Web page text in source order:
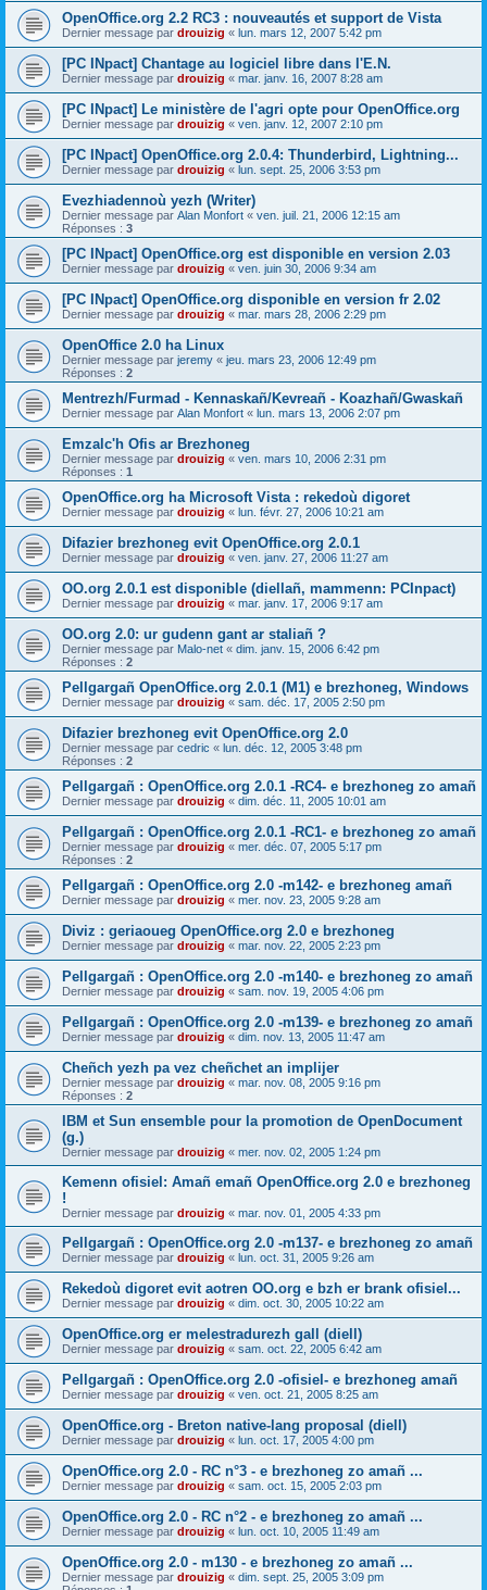
OpenOffice.org 2.2 RC3 : nouveautés et support de Vista
Dernier message par drouizig « lun. mars 12, 2007 5:42 pm
[PC INpact] Chantage au logiciel libre dans l'E.N.
Dernier message par drouizig « mar. janv. 16, 2007 8:28 am
[PC INpact] Le ministère de l'agri opte pour OpenOffice.org
Dernier message par drouizig « ven. janv. 12, 2007 2:10 pm
[PC INpact] OpenOffice.org 2.0.4: Thunderbird, Lightning...
Dernier message par drouizig « lun. sept. 25, 2006 3:53 pm
Evezhiadennoù yezh (Writer)
Dernier message par Alan Monfort « ven. juil. 21, 2006 12:15 am
Réponses : 3
[PC INpact] OpenOffice.org est disponible en version 2.03
Dernier message par drouizig « ven. juin 30, 2006 9:34 am
[PC INpact] OpenOffice.org disponible en version fr 2.02
Dernier message par drouizig « mar. mars 28, 2006 2:29 pm
OpenOffice 2.0 ha Linux
Dernier message par jeremy « jeu. mars 23, 2006 12:49 pm
Réponses : 2
Mentrezh/Furmad - Kennaskañ/Kevreañ - Koazhañ/Gwaskañ
Dernier message par Alan Monfort « lun. mars 13, 2006 2:07 pm
Emzalc'h Ofis ar Brezhoneg
Dernier message par drouizig « ven. mars 10, 2006 2:31 pm
Réponses : 1
OpenOffice.org ha Microsoft Vista : rekedoù digoret
Dernier message par drouizig « lun. févr. 27, 2006 10:21 am
Difazier brezhoneg evit OpenOffice.org 2.0.1
Dernier message par drouizig « ven. janv. 27, 2006 11:27 am
OO.org 2.0.1 est disponible (diellañ, mammenn: PCInpact)
Dernier message par drouizig « mar. janv. 17, 2006 9:17 am
OO.org 2.0: ur gudenn gant ar staliañ ?
Dernier message par Malo-net « dim. janv. 15, 2006 6:42 pm
Réponses : 2
Pellgargañ OpenOffice.org 2.0.1 (M1) e brezhoneg, Windows
Dernier message par drouizig « sam. déc. 17, 2005 2:50 pm
Difazier brezhoneg evit OpenOffice.org 2.0
Dernier message par cedric « lun. déc. 12, 2005 3:48 pm
Réponses : 2
Pellgargañ : OpenOffice.org 2.0.1 -RC4- e brezhoneg zo amañ
Dernier message par drouizig « dim. déc. 11, 2005 10:01 am
Pellgargañ : OpenOffice.org 2.0.1 -RC1- e brezhoneg zo amañ
Dernier message par drouizig « mer. déc. 07, 2005 5:17 pm
Réponses : 2
Pellgargañ : OpenOffice.org 2.0 -m142- e brezhoneg amañ
Dernier message par drouizig « mer. nov. 23, 2005 9:28 am
Diviz : geriaoueg OpenOffice.org 2.0 e brezhoneg
Dernier message par drouizig « mar. nov. 22, 2005 2:23 pm
Pellgargañ : OpenOffice.org 2.0 -m140- e brezhoneg zo amañ
Dernier message par drouizig « sam. nov. 19, 2005 4:06 pm
Pellgargañ : OpenOffice.org 2.0 -m139- e brezhoneg zo amañ
Dernier message par drouizig « dim. nov. 13, 2005 11:47 am
Cheñch yezh pa vez cheñchet an implijer
Dernier message par drouizig « mar. nov. 08, 2005 9:16 pm
Réponses : 2
IBM et Sun ensemble pour la promotion de OpenDocument
(g.)
Dernier message par drouizig « mer. nov. 02, 2005 1:24 pm
Kemenn ofisiel: Amañ emañ OpenOffice.org 2.0 e brezhoneg
!
Dernier message par drouizig « mar. nov. 01, 2005 4:33 pm
Pellgargañ : OpenOffice.org 2.0 -m137- e brezhoneg zo amañ
Dernier message par drouizig « lun. oct. 31, 2005 9:26 am
Rekedoù digoret evit aotren OO.org e bzh er brank ofisiel...
Dernier message par drouizig « dim. oct. 30, 2005 10:22 am
OpenOffice.org er melestradurezh gall (diell)
Dernier message par drouizig « sam. oct. 22, 2005 6:42 am
Pellgargañ : OpenOffice.org 2.0 -ofisiel- e brezhoneg amañ
Dernier message par drouizig « ven. oct. 21, 2005 8:25 am
OpenOffice.org - Breton native-lang proposal (diell)
Dernier message par drouizig « lun. oct. 17, 2005 4:00 pm
OpenOffice.org 2.0 - RC n°3 - e brezhoneg zo amañ ...
Dernier message par drouizig « sam. oct. 15, 2005 2:03 pm
OpenOffice.org 2.0 - RC n°2 - e brezhoneg zo amañ ...
Dernier message par drouizig « lun. oct. 10, 2005 11:49 am
OpenOffice.org 2.0 - m130 - e brezhoneg zo amañ ...
Dernier message par drouizig « dim. sept. 25, 2005 3:09 pm